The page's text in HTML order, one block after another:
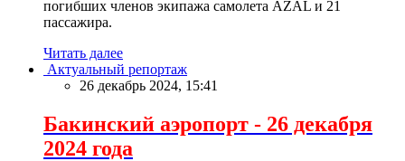
погибших членов экипажа самолета AZAL и 21
пассажира.
Читать далее
Актуальный репортаж
26 декабрь 2024, 15:41
Бакинский аэропорт - 26 декабря
2024 года